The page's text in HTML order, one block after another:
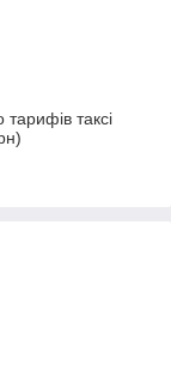
таксі